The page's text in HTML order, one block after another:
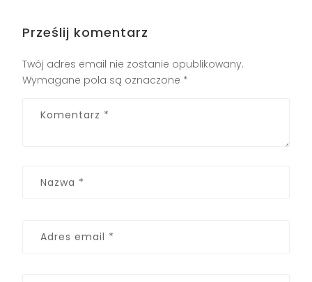
Prześlij komentarz
Twój adres email nie zostanie opublikowany.
Wymagane pola są oznaczone *